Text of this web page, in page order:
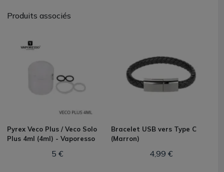
Produits associés
Pyrex Veco Plus / Veco Solo
Plus 4ml (4ml) - Vaporesso
5 €
Bracelet USB vers Type C
(Marron)
4,99 €